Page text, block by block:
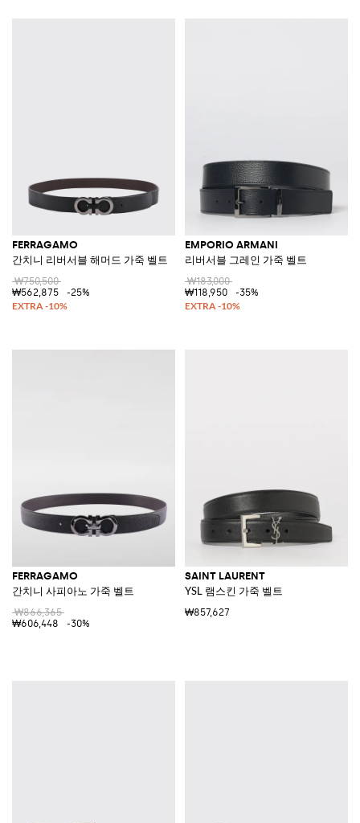
FERRAGAMO
간치니 리버서블 해머드 가죽 벨트
₩750,500
₩562,875
-25%
EMPORIO ARMANI
리버서블 그레인 가죽 벨트
₩183,000
₩118,950
-35%
FERRAGAMO
간치니 사피아노 가죽 벨트
₩866,365
₩606,448
-30%
SAINT LAURENT
YSL 램스킨 가죽 벨트
₩857,627